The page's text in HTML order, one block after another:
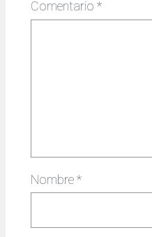
Comentario *
Nombre*